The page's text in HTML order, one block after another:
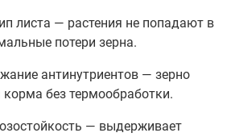
листа — растения не попадают в
потери зерна.
антинутриентов — зерно
корма без термообработки.
— выдерживает